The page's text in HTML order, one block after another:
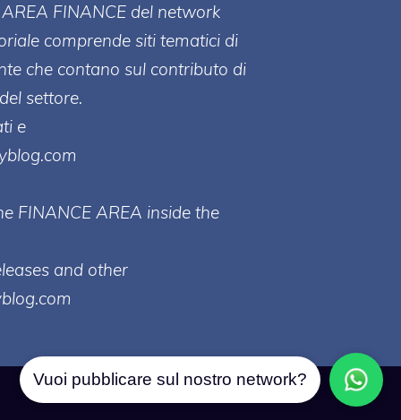
FINANCE del network
comprende siti tematici di
che contano sul contributo di
settore.
e
FINANCE AREA inside the
and other
Vuoi pubblicare sul nostro network?